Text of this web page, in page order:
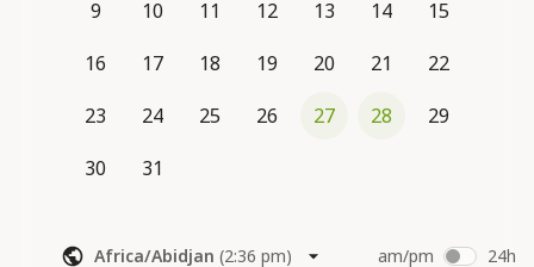
9
10 11 12 13 14
15
16
17 18 19 20 21
22
23
24 25 26 27 28
29
30
31
Africa/Abidjan (2:36 pm) am/pm 24h